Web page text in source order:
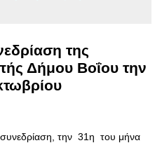
της
Δήμου Βοΐου την
την 31η του μήνα